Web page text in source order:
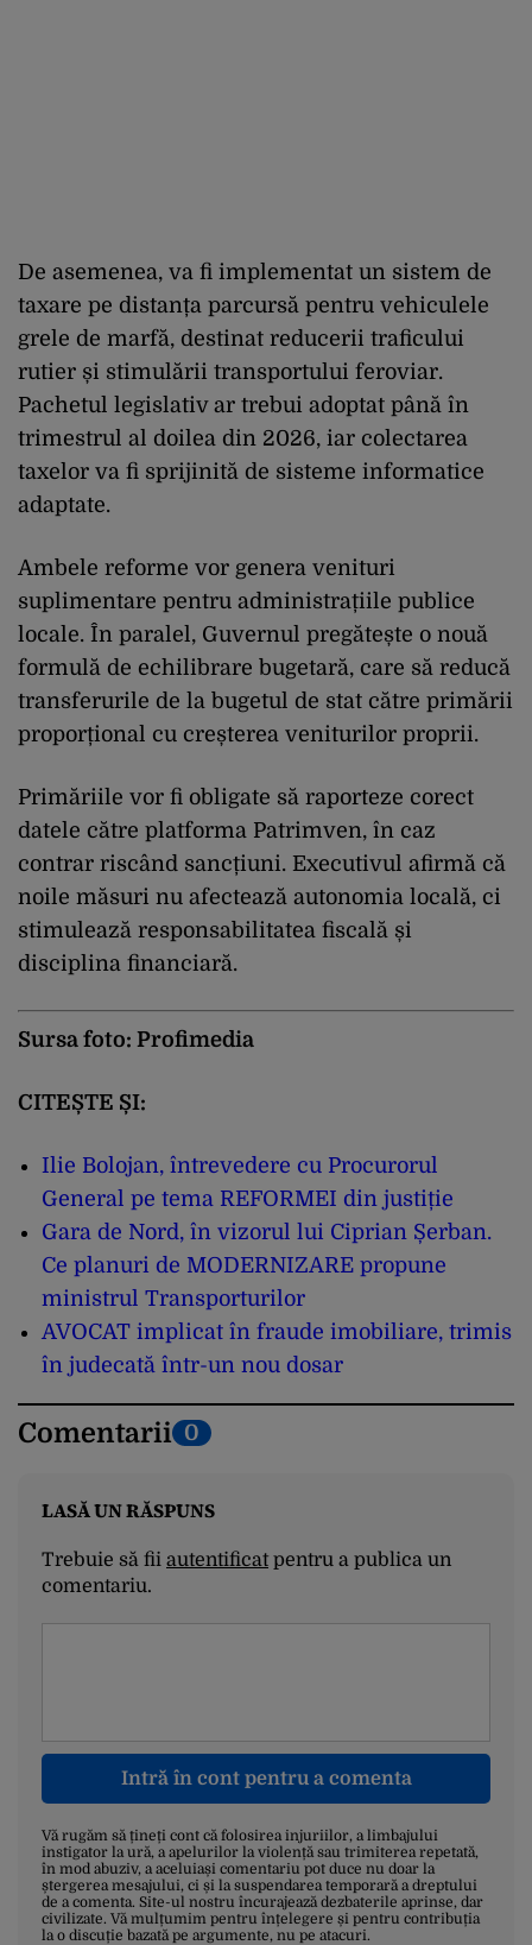
De asemenea, va fi implementat un sistem de
taxare pe distanța parcursă pentru vehiculele
grele de marfă, destinat reducerii traficului
rutier și stimulării transportului feroviar.
Pachetul legislativ ar trebui adoptat până în
trimestrul al doilea din 2026, iar colectarea
taxelor va fi sprijinită de sisteme informatice
adaptate.
Ambele reforme vor genera venituri
suplimentare pentru administrațiile publice
locale. În paralel, Guvernul pregătește o nouă
formulă de echilibrare bugetară, care să reducă
transferurile de la bugetul de stat către primării
proporțional cu creșterea veniturilor proprii.
Primăriile vor fi obligate să raporteze corect
datele către platforma Patrimven, în caz
contrar riscând sancțiuni. Executivul afirmă că
noile măsuri nu afectează autonomia locală, ci
stimulează responsabilitatea fiscală și
disciplina financiară.
Sursa foto: Profimedia
CITEȘTE ȘI:
Ilie Bolojan, întrevedere cu Procurorul
General pe tema REFORMEI din justiție
Gara de Nord, în vizorul lui Ciprian Șerban.
Ce planuri de MODERNIZARE propune
ministrul Transporturilor
AVOCAT implicat în fraude imobiliare, trimis
în judecată într-un nou dosar
Comentarii 0
LASĂ UN RĂSPUNS
Trebuie să fii autentificatpentru a publica un
comentariu.
Intră în cont pentru a comenta
Vă rugăm să țineți cont că folosirea injuriilor, a limbajului
instigator la ură, a apelurilor la violență sau trimiterea repetată,
în mod abuziv, a aceluiași comentariu pot duce nu doar la
ștergerea mesajului, ci și la suspendarea temporară a dreptului
de a comenta. Site-ul nostru încurajează dezbaterile aprinse, dar
civilizate. Vă mulțumim pentru înțelegere și pentru contribuția
la o discuție bazată pe argumente, nu pe atacuri.